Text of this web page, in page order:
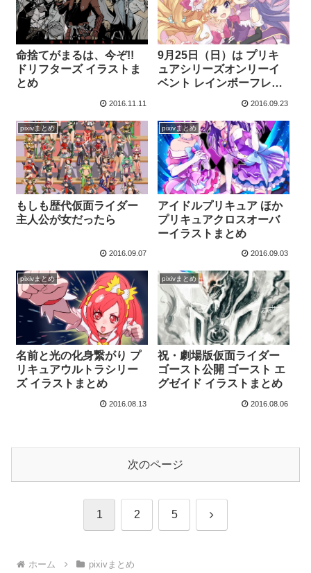
命捨てがまるは、今ぞ!!
ドリフターズ イラストま
とめ
2016.11.11
9月25日（日）は プリキ
ュアシリーズオンリーイ
ベント レインボーフレー
2016.09.23
pixivまとめ
もしも歴代仮面ライダー
主人公が女だったら
2016.09.07
pixivまとめ
アイドルプリキュア ほか
プリキュアクロスオーバ
ーイラストまとめ
2016.09.03
pixivまとめ
名前と光の化身繋がり プ
リキュアウルトラシリー
ズ イラストまとめ
2016.08.13
pixivまとめ
祝・劇場版仮面ライダー
ゴースト公開 ゴースト エ
グゼイド イラストまとめ
2016.08.06
次のページ
1 2 5 次
ホーム pixivまとめ